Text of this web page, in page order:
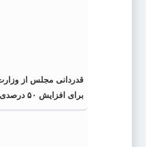
قدردانی مجلس از
برای
غذایی